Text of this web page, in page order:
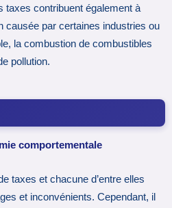
taxes contribuent également à
causée par certaines industries ou
la combustion de combustibles
pollution.
comportementale
taxes et chacune d’entre elles
et inconvénients. Cependant, il